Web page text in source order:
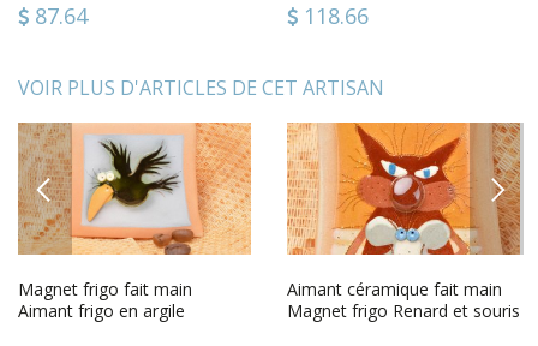
87.64 118.66
VOIR PLUS D'ARTICLES DE CET ARTISAN
PREVIOUS
Magnet frigo fait main
Aimant frigo en argile
Aimant céramique fait main
Magnet frigo Renard et souris
NEXT